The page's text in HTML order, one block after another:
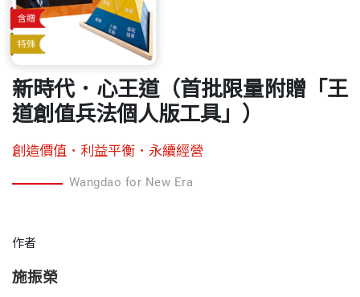
新時代．心王道（首批限量附贈「王
道創值兵法個人版工具」）
創造價值．利益平衡．永續經營
Wangdao for New Era
作者
施振榮